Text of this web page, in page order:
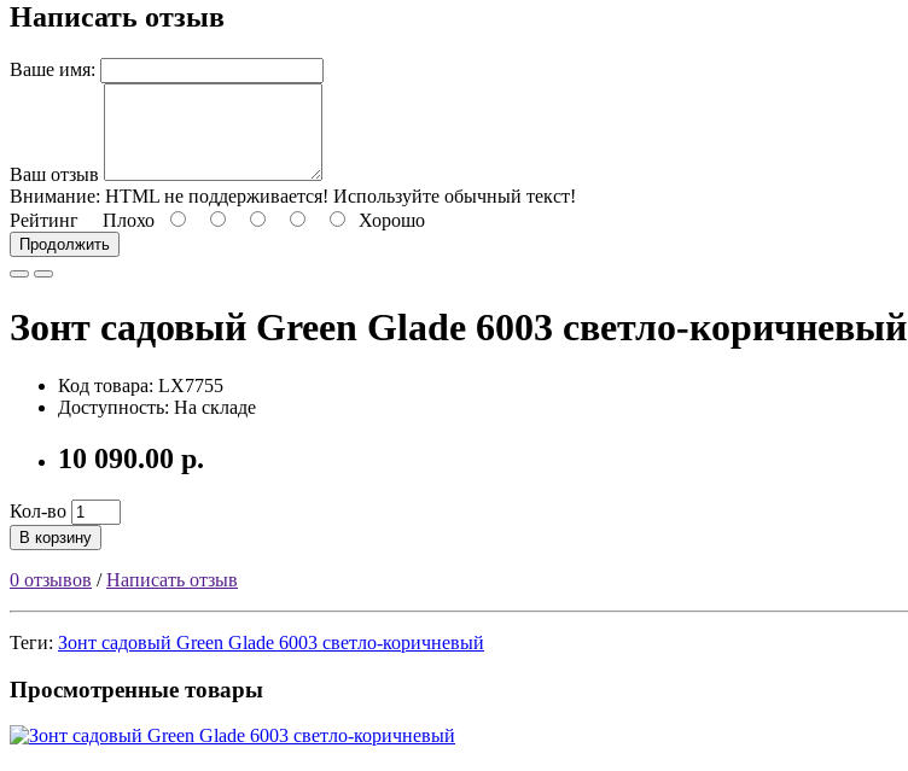
Написать отзыв
Ваше имя:
Ваш отзыв
Внимание: HTML не поддерживается! Используйте обычный текст!
Рейтинг Плохо Хорошо
Продолжить
Зонт садовый Green Glade 6003 светло-коричневый
Код товара: LX7755
Доступность: На складе
10 090.00 р.
Кол-во
В корзину
0 отзывов /Написать отзыв
Теги: Зонт садовый Green Glade 6003 светло-коричневый
Просмотренные товары